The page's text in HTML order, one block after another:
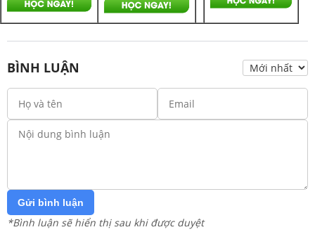
BÌNH LUẬN
Gửi bình luận
*Bình luận sẽ hiển thị sau khi được duyệt